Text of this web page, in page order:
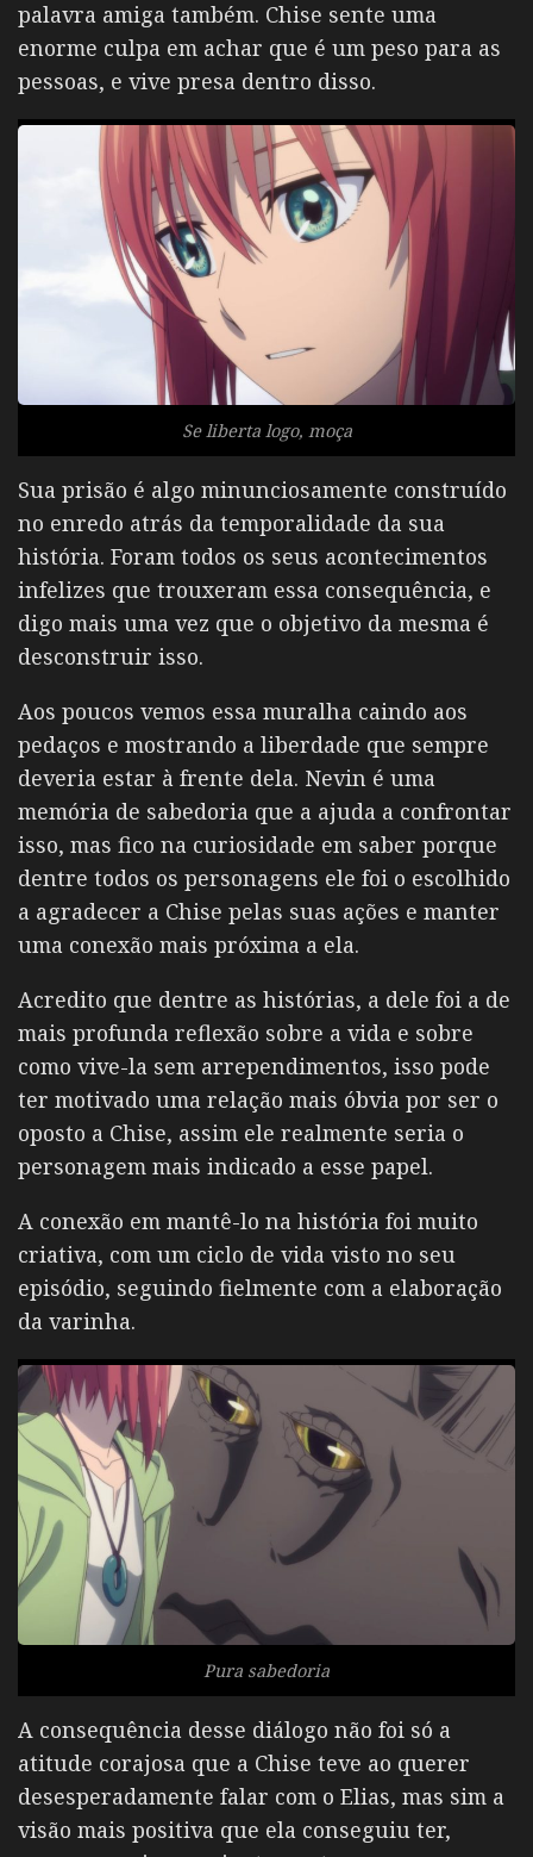
palavra amiga também. Chise sente uma
enorme culpa em achar que é um peso para as
pessoas, e vive presa dentro disso.
Se liberta logo, moça
Sua prisão é algo minunciosamente construído
no enredo atrás da temporalidade da sua
história. Foram todos os seus acontecimentos
infelizes que trouxeram essa consequência, e
digo mais uma vez que o objetivo da mesma é
desconstruir isso.
Aos poucos vemos essa muralha caindo aos
pedaços e mostrando a liberdade que sempre
deveria estar à frente dela. Nevin é uma
memória de sabedoria que a ajuda a confrontar
isso, mas fico na curiosidade em saber porque
dentre todos os personagens ele foi o escolhido
a agradecer a Chise pelas suas ações e manter
uma conexão mais próxima a ela.
Acredito que dentre as histórias, a dele foi a de
mais profunda reflexão sobre a vida e sobre
como vive-la sem arrependimentos, isso pode
ter motivado uma relação mais óbvia por ser o
oposto a Chise, assim ele realmente seria o
personagem mais indicado a esse papel.
A conexão em mantê-lo na história foi muito
criativa, com um ciclo de vida visto no seu
episódio, seguindo fielmente com a elaboração
da varinha.
Pura sabedoria
A consequência desse diálogo não foi só a
atitude corajosa que a Chise teve ao querer
desesperadamente falar com o Elias, mas sim a
visão mais positiva que ela conseguiu ter,